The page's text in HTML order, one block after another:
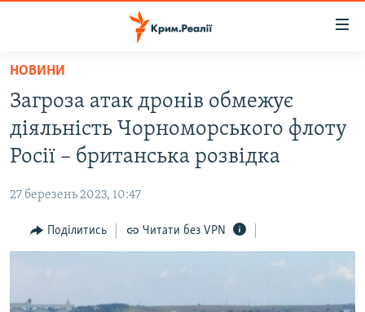
Перейти
основного
матеріалу
Перейти
до
основної
навігації
Перейти
до
ВОДА.КРИМ
ВІДЕО ТА ФОТО
БЛОГИ
ПОГЛЯД
НОВИНИ
Загроза атак дронів обмежує
діяльність Чорноморського флоту
Росії – британська розвідка
27 березень 2023, 10:47
Поділитись Читати без VPN